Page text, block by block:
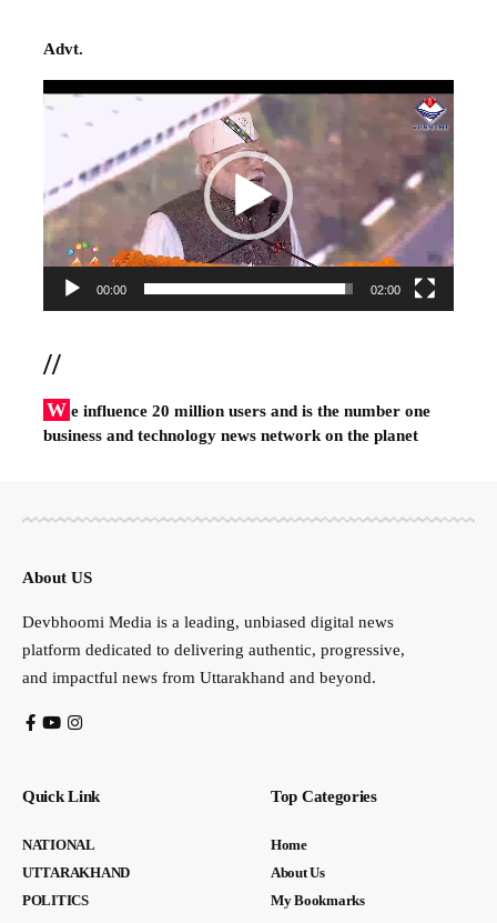
Advt.
Video
00:00 02:00
//
W e influence 20 million users and is the number one
business and technology news network on the planet
About US
Devbhoomi Media is a leading, unbiased digital news
platform dedicated to delivering authentic, progressive,
and impactful news from Uttarakhand and beyond.
Quick Link
NATIONAL
UTTARAKHAND
POLITICS
Top Categories
Home
About Us
My Bookmarks